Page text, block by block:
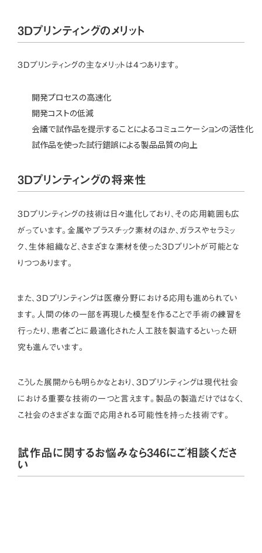
3Dプリンティングのメリット
3Dプリンティングの主なメリットは4つあります。
開発プロセスの高速化
開発コストの低減
会議で試作品を提示することによるコミュニケーションの活性化
試作品を使った試行錯誤による製品品質の向上
3Dプリンティングの将来性
3Dプリンティングの技術は日々進化しており、その応用範囲も広
がっています。金属やプラスチック素材のほか、ガラスやセラミッ
ク、生体組織など、さまざまな素材を使った3Dプリントが可能とな
りつつあります。
また、3Dプリンティングは医療分野における応用も進められてい
ます。人間の体の一部を再現した模型を作ることで手術の練習を
行ったり、患者ごとに最適化された人工肢を製造するといった研
究も進んでいます。
こうした展開からも明らかなとおり、3Dプリンティングは現代社会
における重要な技術の一つと言えます。製品の製造だけではなく、
こ社会のさまざまな面で応用される可能性を持った技術です。
試作品に関するお悩みなら346にご相談くださ
い